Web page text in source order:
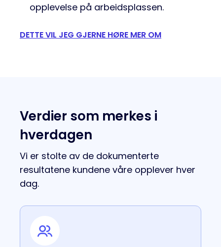
opplevelse på arbeidsplassen.
DETTE VIL JEG GJERNE HØRE MER OM
Verdier som merkes i
hverdagen
Vi er stolte av de dokumenterte
resultatene kundene våre opplever hver
dag.